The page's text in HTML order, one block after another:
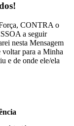
CONTRA o
a seguir
nesta Mensagem
para a Minha
e de onde ele/ela